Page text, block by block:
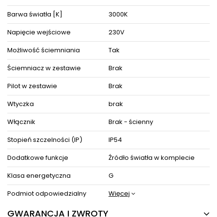
Barwa światła [K]
3000K
Napięcie wejściowe
230V
Możliwość ściemniania
Tak
Ściemniacz w zestawie
Brak
Pilot w zestawie
Brak
Wtyczka
brak
Włącznik
Brak - ścienny
Stopień szczelności (IP)
IP54
Dodatkowe funkcje
Źródło światła w komplecie
Klasa energetyczna
G
Podmiot odpowiedzialny
Więcej
GWARANCJA I ZWROTY